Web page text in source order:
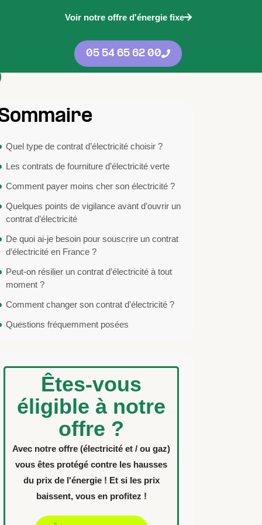
Voir notre offre d'énergie fixe
05 54 65 62 00
Quel type de contrat d’électricité choisir ?
Les contrats de fourniture d’électricité verte
Comment payer moins cher son électricité ?
Quelques points de vigilance avant d’ouvrir un
contrat d’électricité
De quoi ai-je besoin pour souscrire un contrat
d’électricité en France ?
Peut-on résilier un contrat d’électricité à tout
moment ?
Comment changer son contrat d’électricité ?
Questions fréquemment posées
Êtes-vous
éligible à notre
offre ?
Avec notre offre (électricité et / ou gaz)
vous êtes protégé contre les hausses
du prix de l'énergie ! Et si les prix
baissent, vous en profitez !